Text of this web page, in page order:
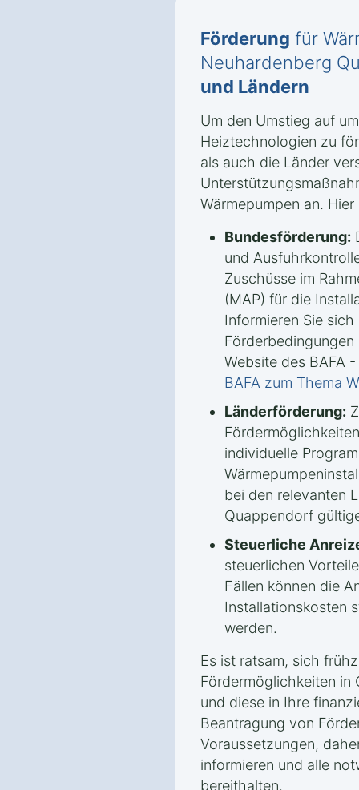
Förderung für
Neuhardenberg
und Ländern
Um den Umstieg auf
Heiztechnologien zu
als auch die Länder
Wärmepumpen an.
Bundesförderung:
und
Zuschüsse im
(MAP) für die
Informieren Sie
Website des BAFA
BAFA zum Thema
Länderförderung:
individuelle
bei den relevanten
Quappendorf
Steuerliche
steuerlichen
Fällen können die
Installationskosten
werden.
Es ist ratsam, sich
Fördermöglichkeiten in
und diese in Ihre
Beantragung von
Voraussetzungen,
informieren und alle
bereithalten.